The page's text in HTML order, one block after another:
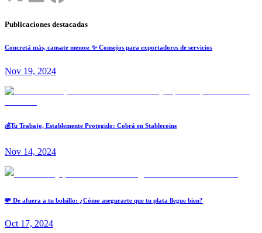
Publicaciones destacadas
Concretá más, cansate menos: ✨ Consejos para exportadores de servicios
Nov 19, 2024
💰Tu Trabajo, Establemente Protegido: Cobrá en Stablecoins
Nov 14, 2024
💸 De afuera a tu bolsillo: ¿Cómo asegurarte que tu plata llegue bien?
Oct 17, 2024